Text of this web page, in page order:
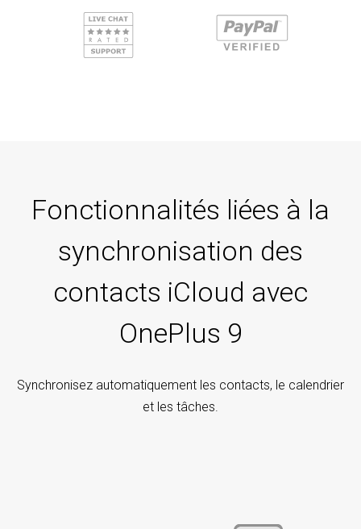
Fonctionnalités liées à la
synchronisation des
contacts iCloud avec
OnePlus 9
Synchronisez automatiquement les contacts, le calendrier
et les tâches.